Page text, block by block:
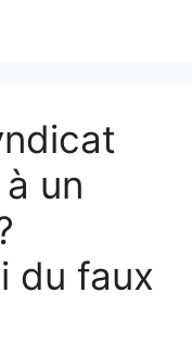
un
du faux